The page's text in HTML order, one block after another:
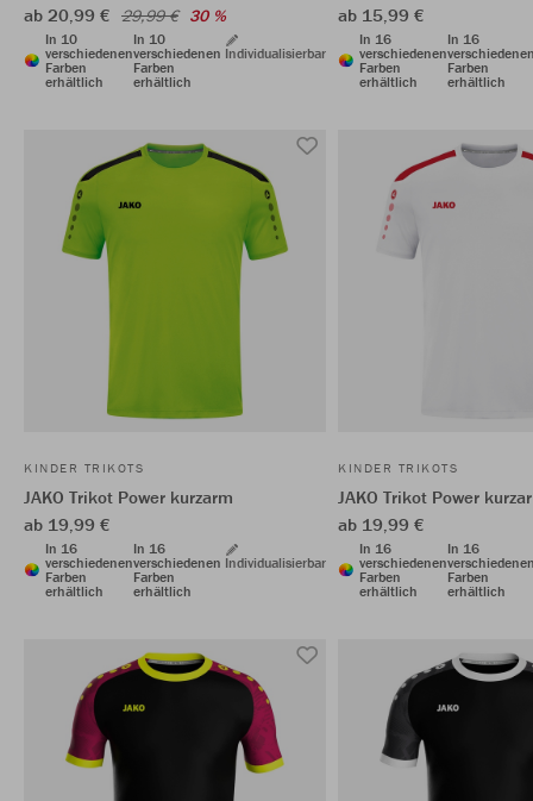
ab 20,99 € 29,99 € 30 %
In 10
verschiedenen
Farben
erhältlich
In 10
verschiedenen
Farben
erhältlich
Individualisierbar
ab 15,99 €
In 16
verschiedenen
Farben
erhältlich
In 16
Farben
erhältlich
KINDER TRIKOTS
JAKO Trikot Power kurzarm
ab 19,99 €
In 16
verschiedenen
Farben
erhältlich
In 16
verschiedenen
Farben
erhältlich
Individualisierbar
KINDER TRIKOTS
JAKO Trikot Power
ab 19,99 €
In 16
verschiedenen
Farben
erhältlich
In 16
Farben
erhältlich